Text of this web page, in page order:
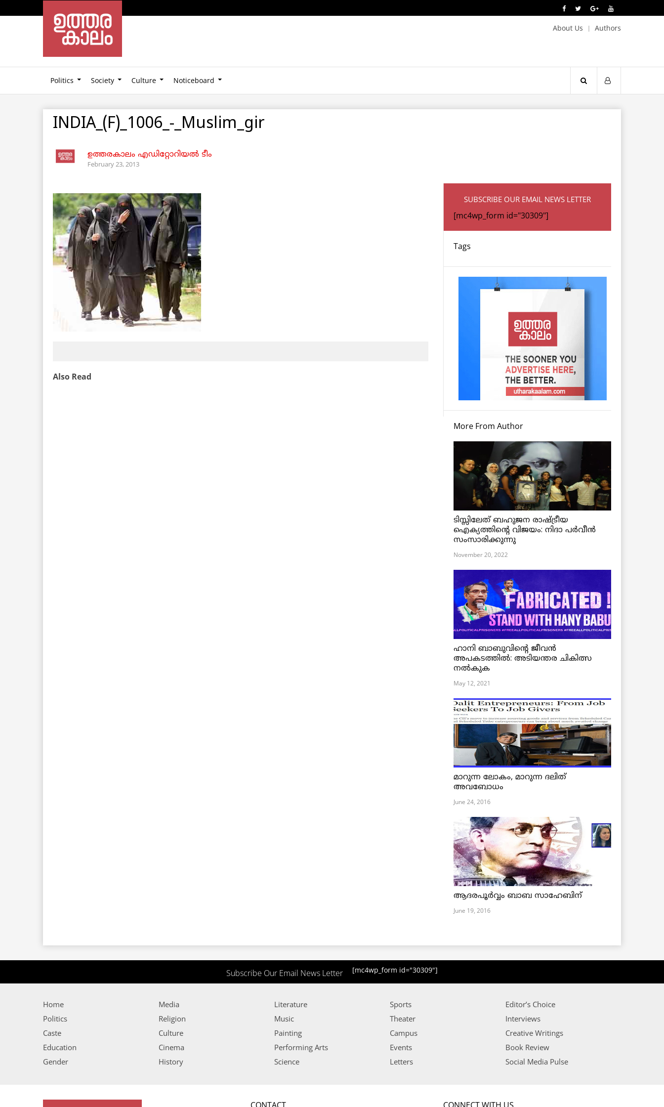
About Us Authors
Politics Society Culture Noticeboard
INDIA_(F)_1006_-_Muslim_gir
ഉത്തരകാലം എഡിറ്റോറിയല്‍ ടീം
February 23, 2013
Also Read
SUBSCRIBE OUR EMAIL NEWS LETTER
[mc4wp_form id="30309"]
Tags
More From Author
ടിസ്സിലേത് ബഹുജന രാഷ്ട്രീയ
ഐക്യത്തിന്റെ വിജയം: നിദാ പർവീൻ
സംസാരിക്കുന്നു
November 20, 2022
ഹാനി ബാബുവിന്റെ ജീവൻ
അപകടത്തിൽ: അടിയന്തര ചികിത്സ
നൽകുക
May 12, 2021
മാറുന്ന ലോകം, മാറുന്ന ദലിത്
അവബോധം
June 24, 2016
ആദരപൂര്‍വ്വം ബാബ സാഹേബിന്
June 19, 2016
Subscribe Our Email News Letter [mc4wp_form id="30309"]
Home
Politics
Caste
Education
Gender
Media
Religion
Culture
Cinema
History
Literature
Music
Painting
Performing Arts
Science
Sports
Theater
Campus
Events
Letters
Editor’s Choice
Interviews
Creative Writings
Book Review
Social Media Pulse